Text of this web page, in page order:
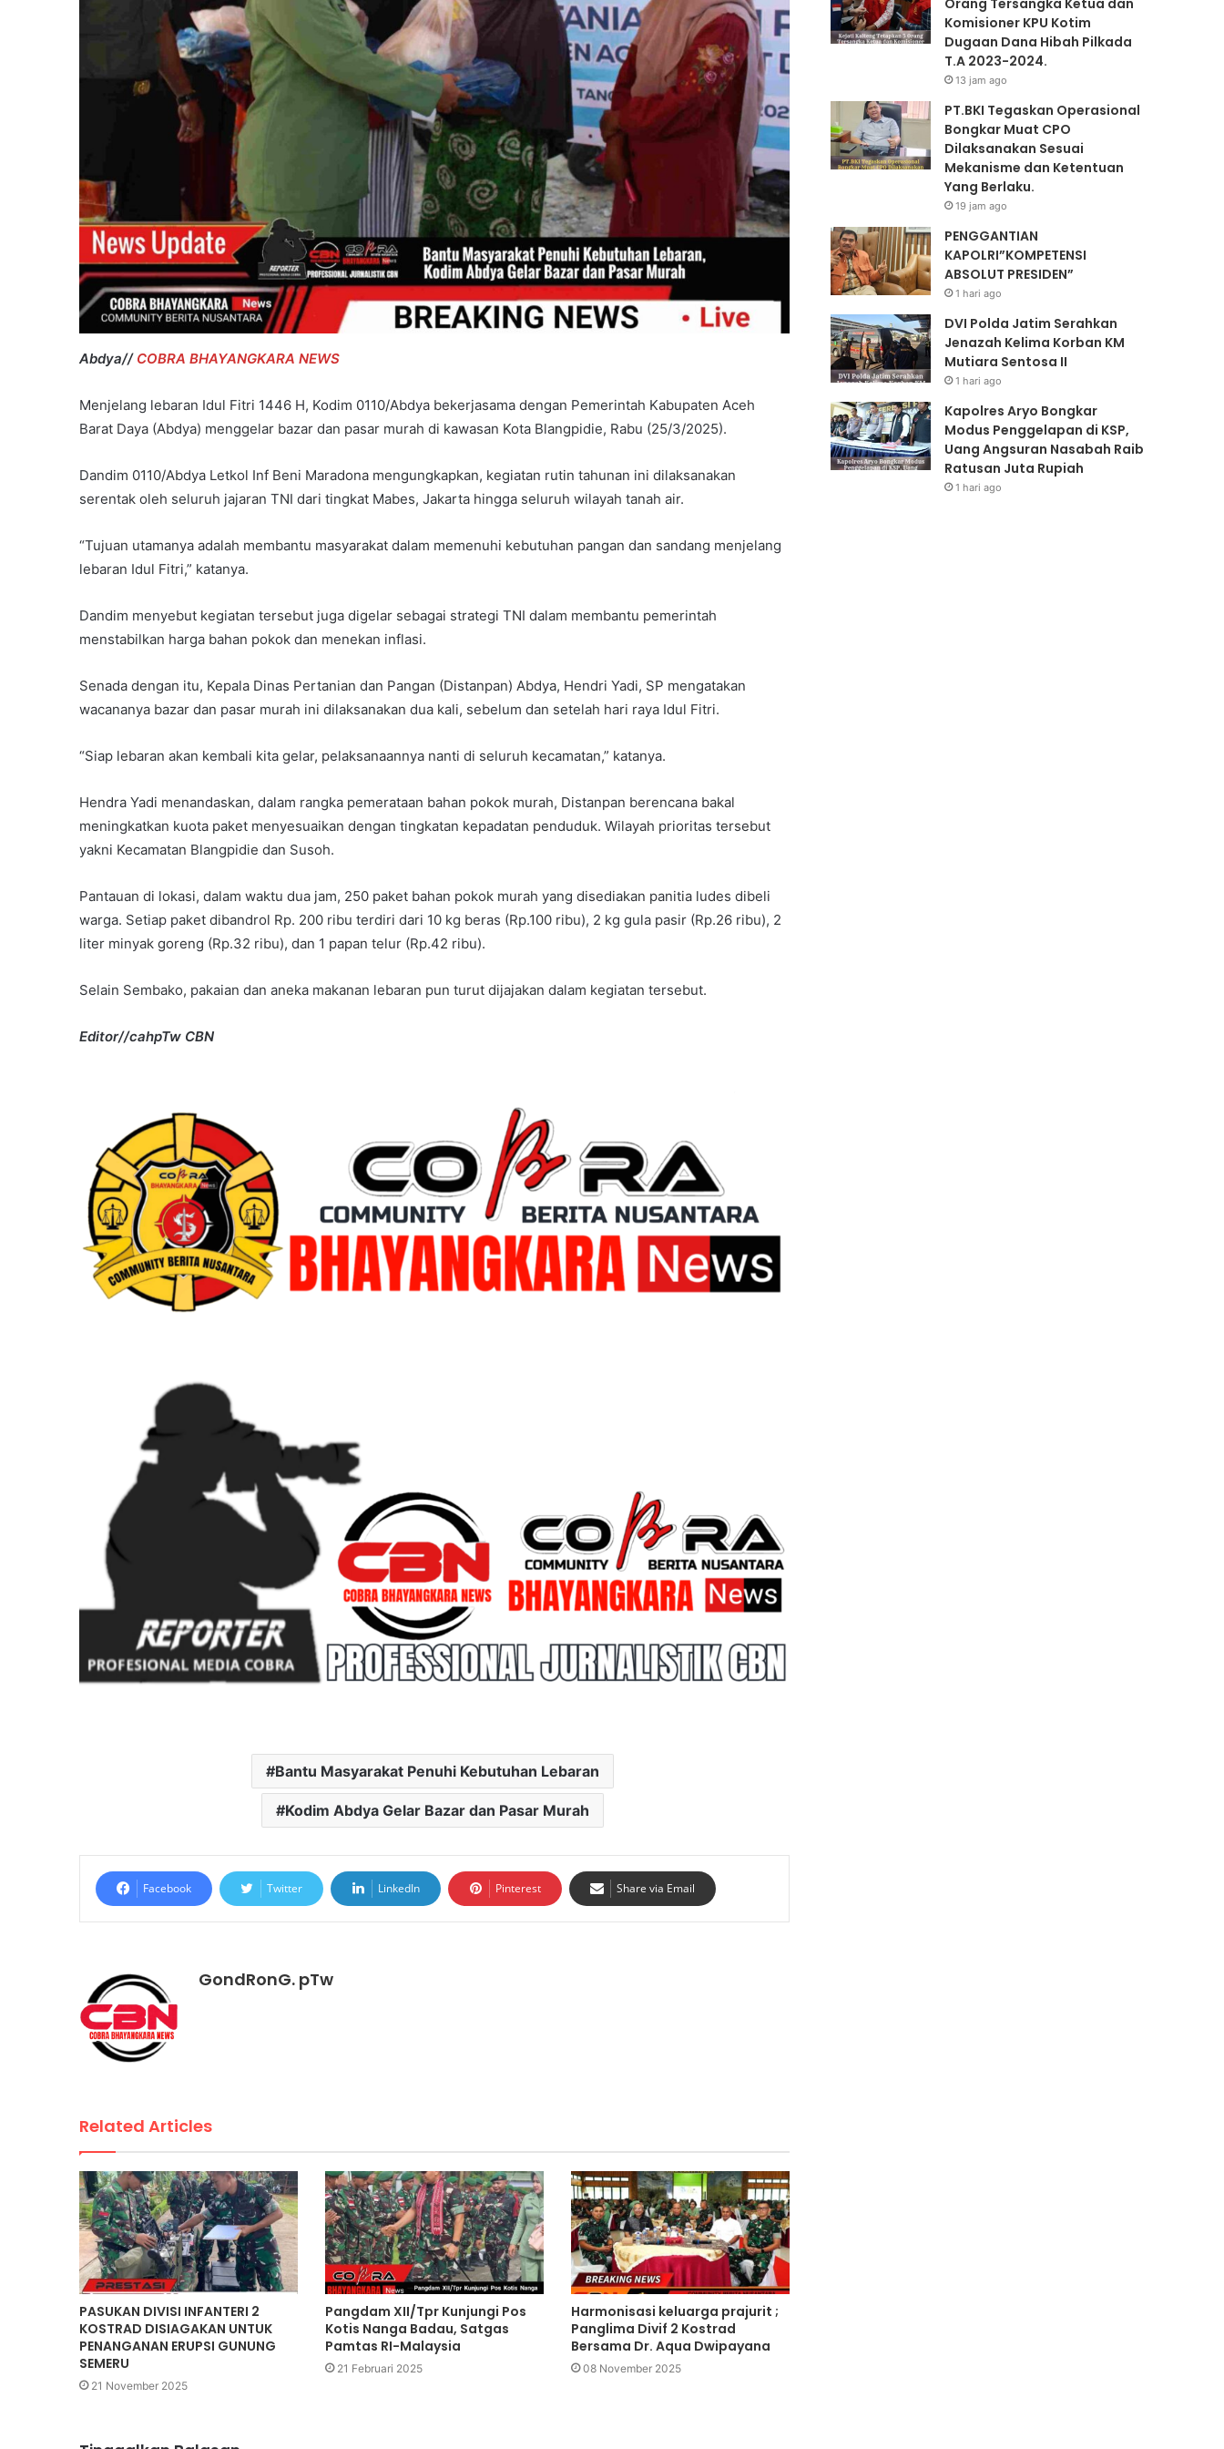
Abdya// COBRA BHAYANGKARA NEWS
Menjelang lebaran Idul Fitri 1446 H, Kodim 0110/Abdya bekerjasama dengan Pemerintah Kabupaten Aceh
Barat Daya (Abdya) menggelar bazar dan pasar murah di kawasan Kota Blangpidie, Rabu (25/3/2025).
Dandim 0110/Abdya Letkol Inf Beni Maradona mengungkapkan, kegiatan rutin tahunan ini dilaksanakan
serentak oleh seluruh jajaran TNI dari tingkat Mabes, Jakarta hingga seluruh wilayah tanah air.
“Tujuan utamanya adalah membantu masyarakat dalam memenuhi kebutuhan pangan dan sandang menjelang
lebaran Idul Fitri,” katanya.
Dandim menyebut kegiatan tersebut juga digelar sebagai strategi TNI dalam membantu pemerintah
menstabilkan harga bahan pokok dan menekan inflasi.
Senada dengan itu, Kepala Dinas Pertanian dan Pangan (Distanpan) Abdya, Hendri Yadi, SP mengatakan
wacananya bazar dan pasar murah ini dilaksanakan dua kali, sebelum dan setelah hari raya Idul Fitri.
“Siap lebaran akan kembali kita gelar, pelaksanaannya nanti di seluruh kecamatan,” katanya.
Hendra Yadi menandaskan, dalam rangka pemerataan bahan pokok murah, Distanpan berencana bakal
meningkatkan kuota paket menyesuaikan dengan tingkatan kepadatan penduduk. Wilayah prioritas tersebut
yakni Kecamatan Blangpidie dan Susoh.
Pantauan di lokasi, dalam waktu dua jam, 250 paket bahan pokok murah yang disediakan panitia ludes dibeli
warga. Setiap paket dibandrol Rp. 200 ribu terdiri dari 10 kg beras (Rp.100 ribu), 2 kg gula pasir (Rp.26 ribu), 2
liter minyak goreng (Rp.32 ribu), dan 1 papan telur (Rp.42 ribu).
Selain Sembako, pakaian dan aneka makanan lebaran pun turut dijajakan dalam kegiatan tersebut.
Editor//cahpTw CBN
Bantu Masyarakat Penuhi Kebutuhan Lebaran
Kodim Abdya Gelar Bazar dan Pasar Murah
Facebook Twitter LinkedIn Pinterest Share via Email
GondRonG. pTw
Related Articles
PASUKAN DIVISI INFANTERI 2
KOSTRAD DISIAGAKAN UNTUK
PENANGANAN ERUPSI GUNUNG
SEMERU
21 November 2025
Pangdam XII/Tpr Kunjungi Pos
Kotis Nanga Badau, Satgas
Pamtas RI-Malaysia
21 Februari 2025
Harmonisasi keluarga prajurit ;
Panglima Divif 2 Kostrad
Bersama Dr. Aqua Dwipayana
08 November 2025
Pilkada
T.A
2023-
2024.
Orang Tersangka Ketua dan
Komisioner KPU Kotim
Dugaan Dana Hibah Pilkada
T.A 2023-2024.
13 jam ago
PT.BKI Tegaskan Operasional
Bongkar Muat CPO
Dilaksanakan Sesuai
Mekanisme dan Ketentuan
Yang Berlaku.
19 jam ago
PENGGANTIAN
KAPOLRI”KOMPETENSI
ABSOLUT PRESIDEN”
1 hari ago
DVI Polda Jatim Serahkan
Jenazah Kelima Korban KM
Mutiara Sentosa II
1 hari ago
Kapolres Aryo Bongkar
Modus Penggelapan di KSP,
Uang Angsuran Nasabah Raib
Ratusan Juta Rupiah
1 hari ago